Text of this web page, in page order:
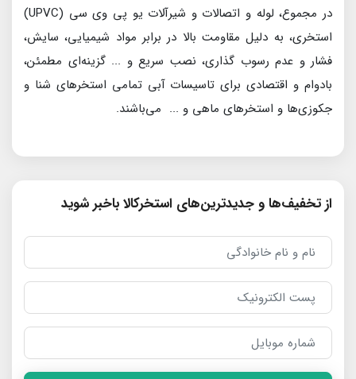
در مجموع، لوله و اتصالات و شیرآلات یو پی وی سی (UPVC)
استخری، به دلیل مقاومت بالا در برابر مواد شیمیایی، سایش،
فشار و عدم رسوب گذاری، نصب سریع و ... گزینه‌ای مطمئن،
بادوام و اقتصادی برای تاسیسات آبی تمامی استخرهای شنا و
جکوزی‌ها و استخرهای ماهی و ... می‌باشند.
از تخفیف‌ها و جدیدترین‌های استخرکالا باخبر شوید